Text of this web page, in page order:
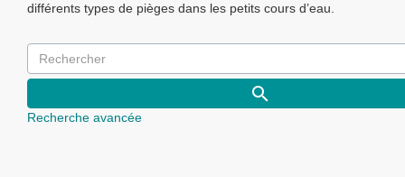
différents types de pièges dans les petits cours d’eau.
Recherche avancée